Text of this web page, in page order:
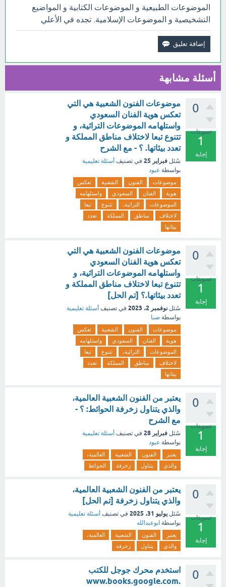
الموضوعات الطبيعية و الموضوعات الكتابية و المواضيع
التشخيصية و الموضوعات الإسلامية. تجده في الأعلي
أسئلة مشابهة
0
تصويتات
1
إجابة
موضوعات الفنون الشعبية هي التي
تعكس هوية الفنان السعودي
واستلهامه الموضوعات التراثية، و
تتنوع تبعا لاختلاف مناطق المملكة و
تعدد بيئاتها. ؟ - مع الشرح
سُئل فبراير 25 في تصنيف أسئلة تعليمية
بواسطة عبود
موضوعات الفنون الشعبية
تعكس
هوية
الفنان السعودي
واستلهامه
الموضوعات
التراثية، تتنوع
تبعا
لاختلاف
مناطق المملكة
تعدد
بيئاتها
0
تصويتات
1
إجابة
موضوعات الفنون الشعبية هي التي
تعكس هوية الفنان السعودي
واستلهامه الموضوعات التراثية، و
تتنوع تبعا لاختلاف مناطق المملكة و
تعدد بيئاتها.؟ [تم الحل]
سُئل نوفمبر 2، 2023 في تصنيف أسئلة تعليمية
بواسطة صبا
موضوعات الفنون الشعبية
تعكس
هوية
الفنان السعودي
واستلهامه
الموضوعات
التراثية، تتنوع
تبعا
لاختلاف
مناطق المملكة
تعدد
بيئاتها
0
تصويتات
1
إجابة
يعتبر من الفنون الشعبية العالمية،
والذي يتناول زخرفة الحوائط: ؟ -
مع الشرح
سُئل فبراير 28 في تصنيف أسئلة تعليمية
بواسطة عبود
يعتبر الفنون الشعبية
العالمية،
والذي
يتناول زخرفة الحوائط
0
تصويتات
1
إجابة
يعتبر من الفنون الشعبية العالمية،
والذي يتناول زخرفة [تم الحل]
سُئل يوليو 31، 2025 في تصنيف أسئلة تعليمية
بواسطة ابوعبدالله
يعتبر الفنون الشعبية
العالمية،
والذي
يتناول زخرفة
0
استخدم محرك جوجل للكتب
.www.books.google.com